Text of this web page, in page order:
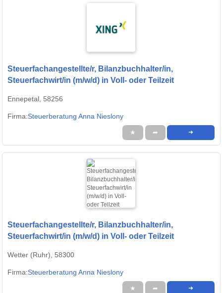
Steuerfachangestellte/r, Bilanzbuchhalter/in,
Steuerfachwirt/in (m/w/d) in Voll- oder Teilzeit
Ennepetal, 58256
Firma:Steuerberatung Anna Nieslony
★ ➦ ➜
Steuerfachangestellte/r, Bilanzbuchhalter/in,
Steuerfachwirt/in (m/w/d) in Voll- oder Teilzeit
Wetter (Ruhr), 58300
Firma:Steuerberatung Anna Nieslony
★ ➦ ➜